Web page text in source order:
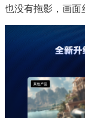
也没有拖影，画面